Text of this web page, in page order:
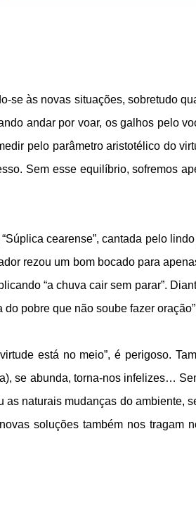
se às novas situações, sobretudo
andar por voar, os galhos pelo
pelo parâmetro aristotélico do
Sem esse equilíbrio, sofremos
cearense”, cantada pelo
rezou um bom bocado para
“a chuva cair sem parar”.
pobre que não soube fazer
está no meio”, é perigoso.
se abunda, torna-nos infelizes…
as naturais mudanças do ambiente,
soluções também nos tragam